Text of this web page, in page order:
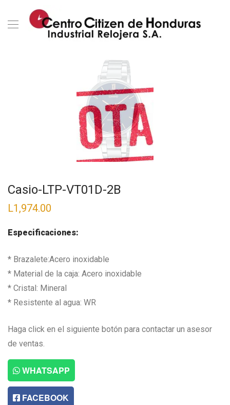
Casio-LTP-VT01D-2B
L1,974.00
Especificaciones:
* Brazalete:Acero inoxidable
* Material de la caja: Acero inoxidable
* Cristal: Mineral
* Resistente al agua: WR
Haga click en el siguiente botón para contactar un asesor
de ventas.
WHATSAPP
FACEBOOK